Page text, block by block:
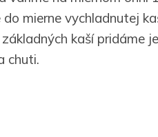
mierne vychladnutej
kaší pridáme
chuti.